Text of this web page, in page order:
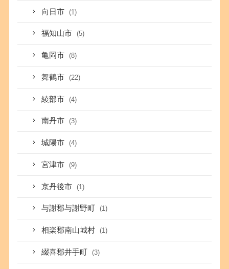
向日市 (1)
福知山市 (5)
亀岡市 (8)
舞鶴市 (22)
綾部市 (4)
南丹市 (3)
城陽市 (4)
宮津市 (9)
京丹後市 (1)
与謝郡与謝野町 (1)
相楽郡南山城村 (1)
綴喜郡井手町 (3)